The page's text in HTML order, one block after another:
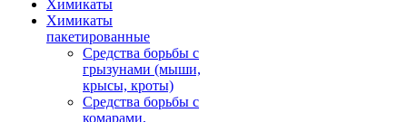
Химикаты
Химикаты
пакетированные
Средства борьбы с
грызунами (мыши,
крысы, кроты)
Средства борьбы с
комарами,